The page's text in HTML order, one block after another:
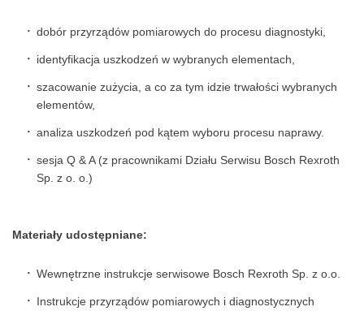
dobór przyrządów pomiarowych do procesu diagnostyki,
identyfikacja uszkodzeń w wybranych elementach,
szacowanie zużycia, a co za tym idzie trwałości wybranych
elementów,
analiza uszkodzeń pod kątem wyboru procesu naprawy.
sesja Q & A (z pracownikami Działu Serwisu Bosch Rexroth
Sp. z o. o.)
Materiały udostępniane:
Wewnętrzne instrukcje serwisowe Bosch Rexroth Sp. z o.o.
Instrukcje przyrządów pomiarowych i diagnostycznych